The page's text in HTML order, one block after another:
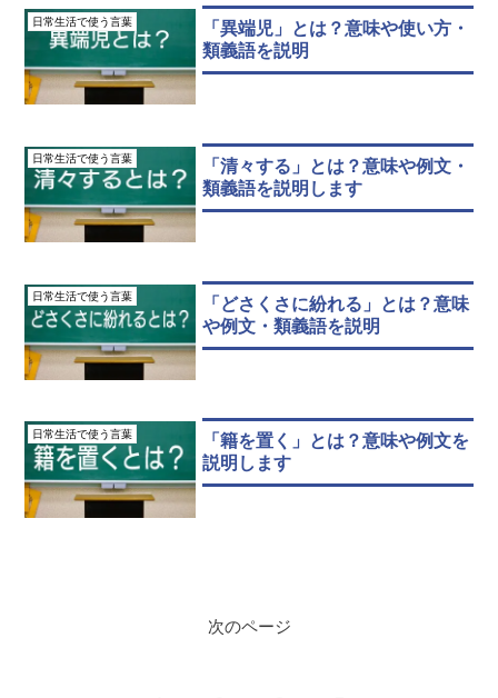
日常生活で使う言葉
「異端児」とは？意味や使い方・
類義語を説明
日常生活で使う言葉
「清々する」とは？意味や例文・
類義語を説明します
日常生活で使う言葉
「どさくさに紛れる」とは？意味
や例文・類義語を説明
日常生活で使う言葉
「籍を置く」とは？意味や例文を
説明します
次のページ